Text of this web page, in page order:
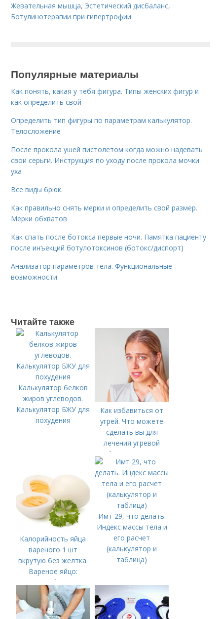
Жевательная мышца, Эстетический дисбаланс,
Ботулинотерапии при гипертрофии
Популярные материалы
Как понять, какая у тебя фигура. Типы женских фигур и
как определить свой
Определить тип фигуры по параметрам калькулятор.
Телосложение
После прокола ушей пистолетом когда можно надевать
свои серьги. Инструкция по уходу после прокола мочки
уха
Все виды брюк.
Как правильно снять мерки и определить свой размер.
Мерки обхватов
Как спать после ботокса первые ночи. Памятка пациенту
после инъекций ботулотоксинов (ботокс/диспорт)
Анализатор параметров тела. Функциональные
возможности
Читайте также
Калькулятор белков
жиров углеводов.
Калькулятор БЖУ для
похудения
Как избавиться от
угрей. Что можете
сделать вы для
лечения угревой
болезни (акне)
Калорийность яйца
вареного 1 шт
вкрутую без желтка.
Вареное яйцо:
калорийность
Имт 29, что делать.
Индекс массы тела и
его расчет
(калькулятор и
таблица)